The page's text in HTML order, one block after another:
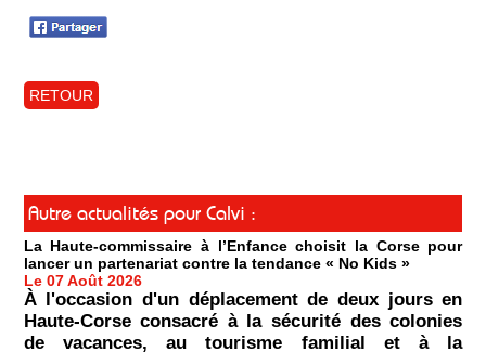
RETOUR
Autre actualités pour Calvi :
La Haute-commissaire à l’Enfance choisit la Corse pour
lancer un partenariat contre la tendance « No Kids »
Le 07 Août 2026
À l'occasion d'un déplacement de deux jours en
Haute-Corse consacré à la sécurité des colonies
de vacances, au tourisme familial et à la